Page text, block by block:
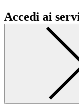
Accedi ai